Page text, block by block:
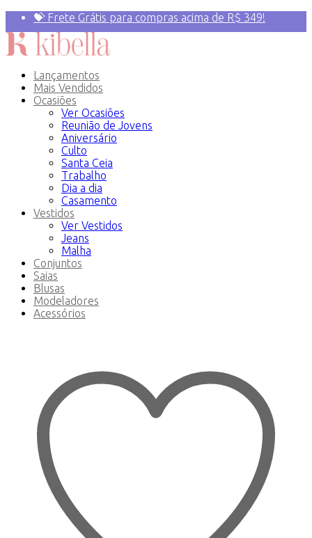
💝 Frete Grátis para compras acima de R$ 349!
Primeira compra? 10% OFF com o Cupom:
PRIMEIRAVEZ
Lançamentos
Mais Vendidos
Ocasiões
Ver Ocasiões
Reunião de Jovens
Aniversário
Culto
Santa Ceia
Trabalho
Dia a dia
Casamento
Vestidos
Ver Vestidos
Jeans
Malha
Conjuntos
Saias
Blusas
Modeladores
Acessórios